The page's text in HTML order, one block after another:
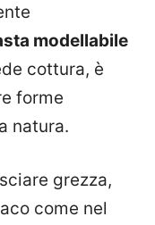
modellabile
cottura, è
forme
natura.
grezza,
come nel